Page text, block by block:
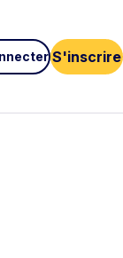
S'inscrire